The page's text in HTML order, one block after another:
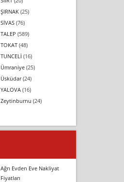
ŞIRNAK(25)
SİVAS(76)
TALEP (589)
TOKAT(48)
TUNCELİ (16)
Ümraniye(25)
Üsküdar(24)
YALOVA(16)
Zeytinburnu (24)
Ağrı Evden Eve Nakliyat
Fiyatları